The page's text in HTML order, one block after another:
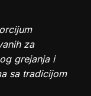
za
grejanja i
sa tradicijom